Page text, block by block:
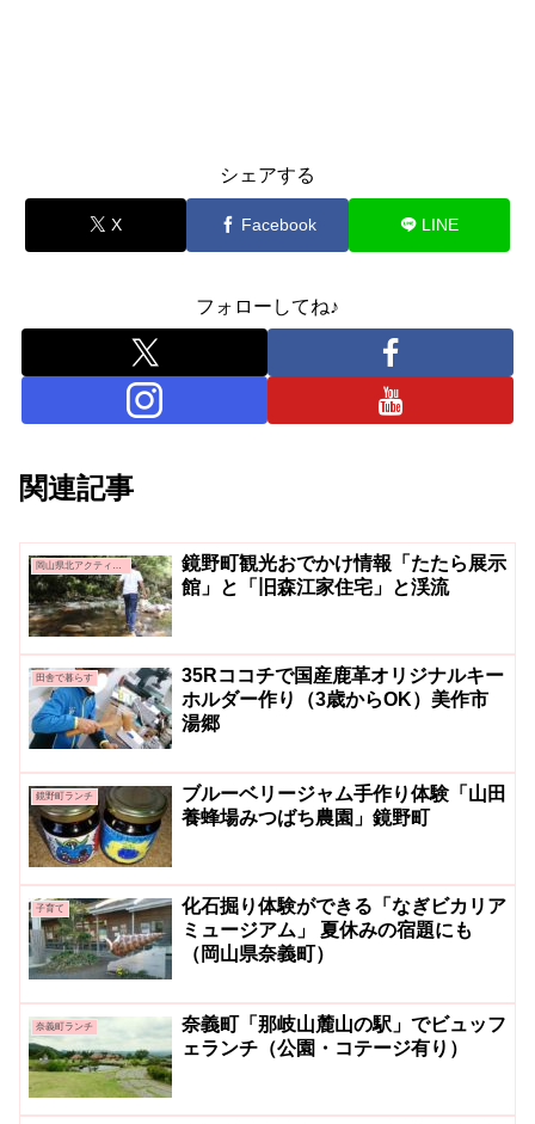
シェアする
X Facebook LINE
フォローしてね♪
関連記事
岡山県北アクティビティ＆グルメ
鏡野町観光おでかけ情報「たたら展示
館」と「旧森江家住宅」と渓流
田舎で暮らす
35Rココチで国産鹿革オリジナルキー
ホルダー作り（3歳からOK）美作市
湯郷
鏡野町ランチ
ブルーベリージャム手作り体験「山田
養蜂場みつばち農園」鏡野町
子育て
化石掘り体験ができる「なぎビカリア
ミュージアム」 夏休みの宿題にも
（岡山県奈義町）
奈義町ランチ
奈義町「那岐山麓山の駅」でビュッフ
ェランチ（公園・コテージ有り）